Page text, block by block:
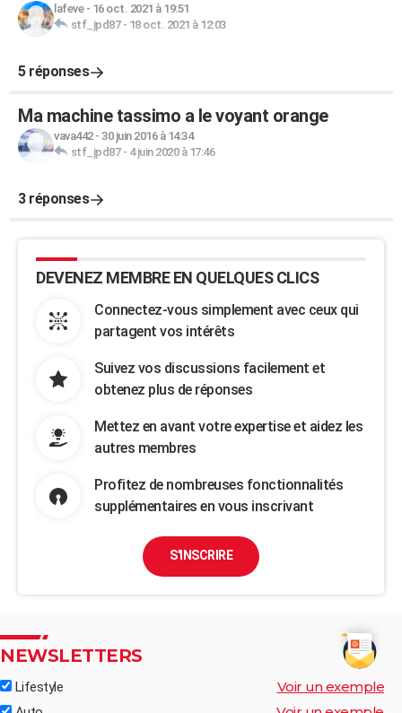
lafeve- 16 oct. 2021 à 19:51
stf_jpd87- 18 oct. 2021 à 12:03
5 réponses
Ma machine tassimo a le voyant orange
vava442- 30 juin 2016 à 14:34
stf_jpd87- 4 juin 2020 à 17:46
3 réponses
DEVENEZ MEMBRE EN QUELQUES CLICS
Connectez-vous simplement avec ceux qui
partagent vos intérêts
Suivez vos discussions facilement et
obtenez plus de réponses
Mettez en avant votre expertise et aidez les
autres membres
Profitez de nombreuses fonctionnalités
supplémentaires en vous inscrivant
S'INSCRIRE
NEWSLETTERS
Lifestyle Voir un exemple